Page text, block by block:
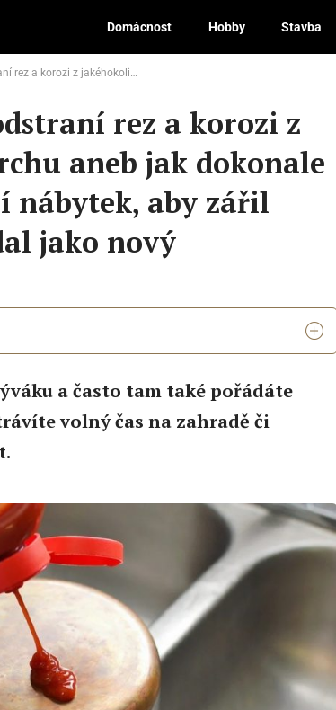
Domácnost Hobby Stavba
jak dokonale vyčistit zahradní nábytek, aby zářil čistotou a vypadal jako nový
rez a korozi z
aneb jak dokonale
nábytek, aby zářil
jako nový
a často tam také pořádáte
volný čas na zahradě či